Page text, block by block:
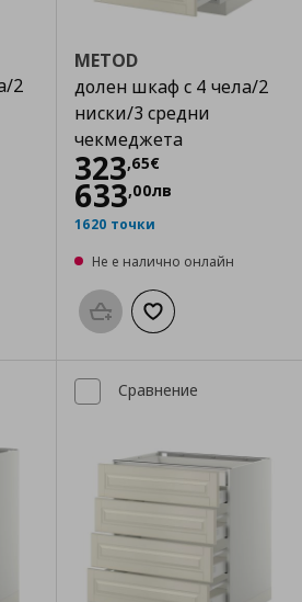
2
с любими
METOD
долен шкаф с 4 чела/2
ниски/3 средни
чекмеджета
323,65€
Цена
633,00лв
1620 точки
Не е налично онлайн
Προσθήκη στο καλάθι
Добави към
Сравнение